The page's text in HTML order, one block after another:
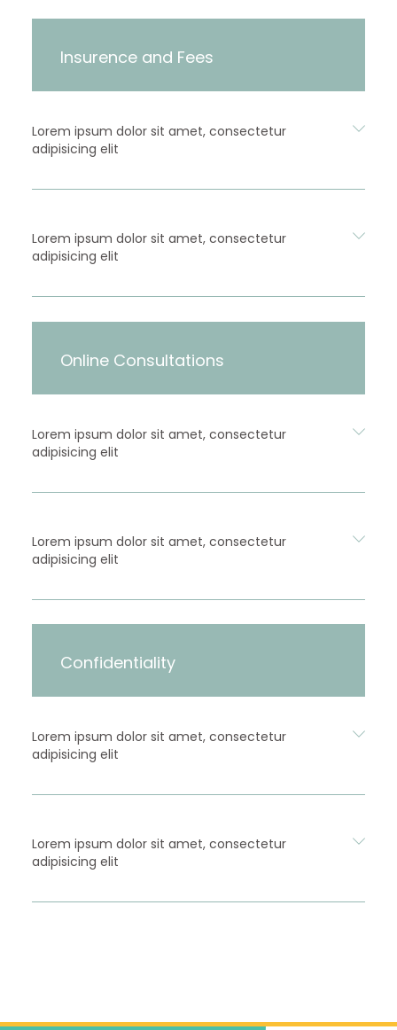
Insurence and Fees
Lorem ipsum dolor sit amet, consectetur
adipisicing elit
Lorem ipsum dolor sit amet, consectetur
adipisicing elit
Online Consultations
Lorem ipsum dolor sit amet, consectetur
adipisicing elit
Lorem ipsum dolor sit amet, consectetur
adipisicing elit
Confidentiality
Lorem ipsum dolor sit amet, consectetur
adipisicing elit
Lorem ipsum dolor sit amet, consectetur
adipisicing elit